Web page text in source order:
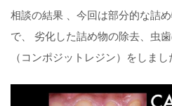
相談の結果 、今回は部分的な詰
で、 劣化した詰め物の除去、虫
（コンポジットレジン）をしまし